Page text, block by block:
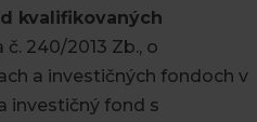
kvalifikovaných
240/2013 Zb., o
a investičných fondoch v
investičný fond s